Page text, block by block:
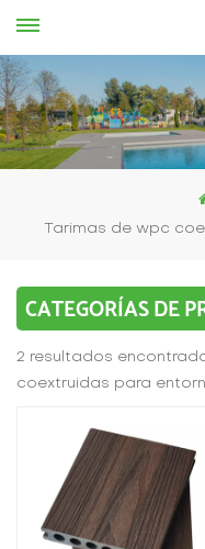
Tarimas de wpc
CATEGORÍAS DE
2 resultados
coextruidas para